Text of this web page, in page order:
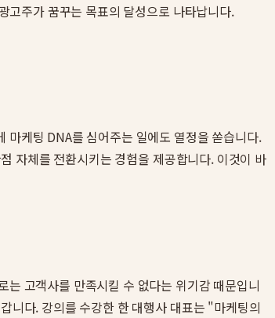
고주가 꿈꾸는 목표의 달성으로 나타납니다.
마케팅 DNA를 심어주는 일에도 열정을 쏟습니다.
자체를 전환시키는 경험을 제공합니다. 이것이 바
고객사를 만족시킬 수 없다는 위기감 때문입니
니다. 강의를 수강한 한 대행사 대표는 "마케팅의